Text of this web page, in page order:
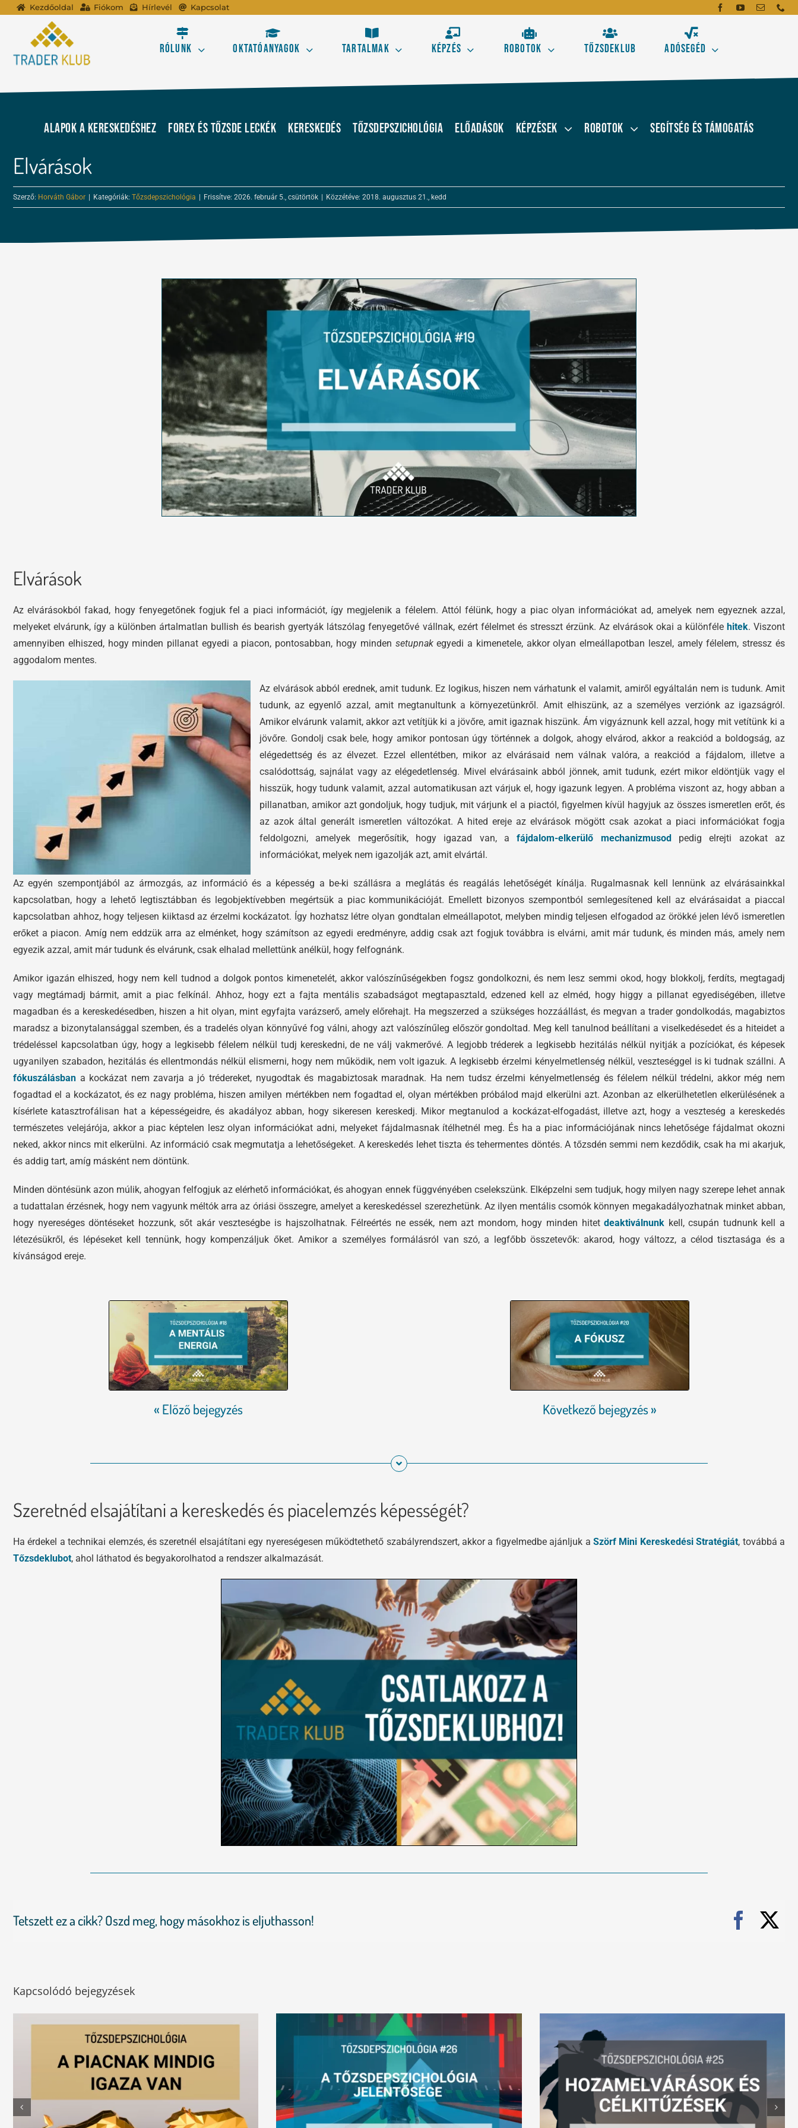
KihagyásKezdőoldal Fiókom Hírlevél Kapcsolat
Rólunk Oktatóanyagok
Kezdő
Ismerd meg a Forex kereskedés alapjait!
Haladó
Elliott térképe az ármozgásokhoz Új!
Tartalmak Képzés Robotok Tőzsdeklub Adósegéd
Alapok a kereskedéshez FOREX és tőzsde leckék Kereskedés Tőzsdepszichológia Előadások Képzések Robotok Segítség és támogatás
Elvárások
Szerző: Horváth Gábor Kategóriák: Tőzsdepszichológia Frissítve: 2026. február 5., csütörtök Közzétéve: 2018. augusztus 21., kedd
Elvárások
Az elvárásokból fakad, hogy fenyegetőnek fogjuk fel a piaci információt, így megjelenik a félelem. Attól félünk, hogy a piac olyan információkat ad, amelyek nem egyeznek azzal,
melyeket elvárunk, így a különben ártalmatlan bullish és bearish gyertyák látszólag fenyegetővé vállnak, ezért félelmet és stresszt érzünk. Az elvárások okai a különféle hitek. Viszont
amennyiben elhiszed, hogy minden pillanat egyedi a piacon, pontosabban, hogy minden setupnakegyedi a kimenetele, akkor olyan elmeállapotban leszel, amely félelem, stressz és
aggodalom mentes.
Az elvárások abból erednek, amit tudunk. Ez logikus, hiszen nem várhatunk el valamit, amiről egyáltalán nem is tudunk. Amit
tudunk, az egyenlő azzal, amit megtanultunk a környezetünkről. Amit elhiszünk, az a személyes verziónk az igazságról.
Amikor elvárunk valamit, akkor azt vetítjük ki a jövőre, amit igaznak hiszünk. Ám vigyáznunk kell azzal, hogy mit vetítünk ki a
jövőre. Gondolj csak bele, hogy amikor pontosan úgy történnek a dolgok, ahogy elvárod, akkor a reakciód a boldogság, az
elégedettség és az élvezet. Ezzel ellentétben, mikor az elvárásaid nem válnak valóra, a reakciód a fájdalom, illetve a
csalódottság, sajnálat vagy az elégedetlenség. Mivel elvárásaink abból jönnek, amit tudunk, ezért mikor eldöntjük vagy el
hisszük, hogy tudunk valamit, azzal automatikusan azt várjuk el, hogy igazunk legyen. A probléma viszont az, hogy abban a
pillanatban, amikor azt gondoljuk, hogy tudjuk, mit várjunk el a piactól, figyelmen kívül hagyjuk az összes ismeretlen erőt, és
az azok által generált ismeretlen változókat. A hited ereje az elvárások mögött csak azokat a piaci információkat fogja
feldolgozni, amelyek megerősítik, hogy igazad van, afájdalom-elkerülő mechanizmusodpedig elrejti azokat az
információkat, melyek nem igazolják azt, amit elvártál.
Az egyén szempontjából az ármozgás, az információ és a képesség a be-ki szállásra a meglátás és reagálás lehetőségét kínálja. Rugalmasnak kell lennünk az elvárásainkkal
kapcsolatban, hogy a lehető legtisztábban és legobjektívebben megértsük a piac kommunikációját. Emellett bizonyos szempontból semlegesítened kell az elvárásaidat a piaccal
kapcsolatban ahhoz, hogy teljesen kiiktasd az érzelmi kockázatot. Így hozhatsz létre olyan gondtalan elmeállapotot, melyben mindig teljesen elfogadod az örökké jelen lévő ismeretlen
erőket a piacon. Amíg nem eddzük arra az elménket, hogy számítson az egyedi eredményre, addig csak azt fogjuk továbbra is elvárni, amit már tudunk, és minden más, amely nem
egyezik azzal, amit már tudunk és elvárunk, csak elhalad mellettünk anélkül, hogy felfognánk.
Amikor igazán elhiszed, hogy nem kell tudnod a dolgok pontos kimenetelét, akkor valószínűségekben fogsz gondolkozni, és nem lesz semmi okod, hogy blokkolj, ferdíts, megtagadj
vagy megtámadj bármit, amit a piac felkínál. Ahhoz, hogy ezt a fajta mentális szabadságot megtapasztald, edzened kell az elméd, hogy higgy a pillanat egyediségében, illetve
magadban és a kereskedésedben, hiszen a hit olyan, mint egyfajta varázserő, amely előrehajt. Ha megszerzed a szükséges hozzáállást, és megvan a trader gondolkodás, magabiztos
maradsz a bizonytalansággal szemben, és a tradelés olyan könnyűvé fog válni, ahogy azt valószínűleg először gondoltad. Meg kell tanulnod beállítani a viselkedésedet és a hiteidet a
trédeléssel kapcsolatban úgy, hogy a legkisebb félelem nélkül tudj kereskedni, de ne válj vakmerővé. A legjobb tréderek a legkisebb hezitálás nélkül nyitják a pozíciókat, és képesek
ugyanilyen szabadon, hezitálás és ellentmondás nélkül elismerni, hogy nem működik, nem volt igazuk. A legkisebb érzelmi kényelmetlenség nélkül, veszteséggel is ki tudnak szállni. A
fókuszálásban a kockázat nem zavarja a jó trédereket, nyugodtak és magabiztosak maradnak. Ha nem tudsz érzelmi kényelmetlenség és félelem nélkül trédelni, akkor még nem
fogadtad el a kockázatot, és ez nagy probléma, hiszen amilyen mértékben nem fogadtad el, olyan mértékben próbálod majd elkerülni azt. Azonban az elkerülhetetlen elkerülésének a
kísérlete katasztrofálisan hat a képességeidre, és akadályoz abban, hogy sikeresen kereskedj. Mikor megtanulod a kockázat-elfogadást, illetve azt, hogy a veszteség a kereskedés
természetes velejárója, akkor a piac képtelen lesz olyan információkat adni, melyeket fájdalmasnak ítélhetnél meg. És ha a piac információjának nincs lehetősége fájdalmat okozni
neked, akkor nincs mit elkerülni. Az információ csak megmutatja a lehetőségeket. A kereskedés lehet tiszta és tehermentes döntés. A tőzsdén semmi nem kezdődik, csak ha mi akarjuk,
és addig tart, amíg másként nem döntünk.
Minden döntésünk azon múlik, ahogyan felfogjuk az elérhető információkat, és ahogyan ennek függvényében cselekszünk. Elképzelni sem tudjuk, hogy milyen nagy szerepe lehet annak
a tudattalan érzésnek, hogy nem vagyunk méltók arra az óriási összegre, amelyet a kereskedéssel szerezhetünk. Az ilyen mentális csomók könnyen megakadályozhatnak minket abban,
hogy nyereséges döntéseket hozzunk, sőt akár veszteségbe is hajszolhatnak. Félreértés ne essék, nem azt mondom, hogy minden hitetdeaktiválnunk kell, csupán tudnunk kell a
létezésükről, és lépéseket kell tennünk, hogy kompenzáljuk őket. Amikor a személyes formálásról van szó, a legfőbb összetevők: akarod, hogy változz, a célod tisztasága és a
kívánságod ereje.
« Előző bejegyzés Következő bejegyzés »
Szeretnéd elsajátítani a kereskedés és piacelemzés képességét?
Ha érdekel a technikai elemzés, és szeretnél elsajátítani egy nyereségesen működtethető szabályrendszert, akkor a figyelmedbe ajánljuk a Szörf Mini Kereskedési Stratégiát, továbbá a
Tőzsdeklubot, ahol láthatod és begyakorolhatod a rendszer alkalmazását.
Tetszett ez a cikk? Oszd meg, hogy másokhoz is eljuthasson!
Kapcsolódó bejegyzések